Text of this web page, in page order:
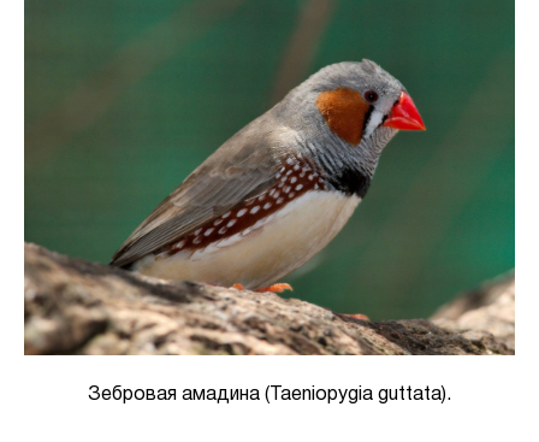
Зебровая амадина (Taeniopygia guttata).